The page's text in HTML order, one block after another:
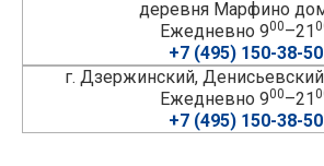
деревня Марфино
Ежедневно 900–21
+7 (495) 150-38-50
г. Дзержинский,
Ежедневно 900–21
+7 (495) 150-38-50